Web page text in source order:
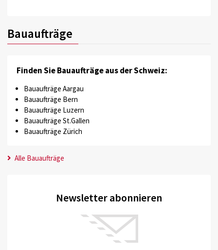
Bauaufträge
Finden Sie Bauaufträge aus der Schweiz:
Bauaufträge Aargau
Bauaufträge Bern
Bauaufträge Luzern
Bauaufträge St.Gallen
Bauaufträge Zürich
Alle Bauaufträge
Newsletter abonnieren